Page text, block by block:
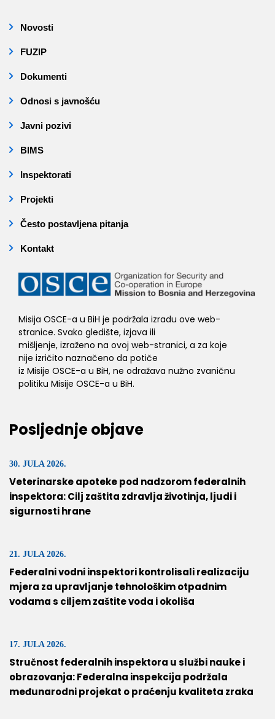
Novosti
FUZIP
Dokumenti
Odnosi s javnošću
Javni pozivi
BIMS
Inspektorati
Projekti
Često postavljena pitanja
Kontakt
Misija OSCE-a u BiH je podržala izradu ove web-
stranice. Svako gledište, izjava ili
mišljenje, izraženo na ovoj web-stranici, a za koje
nije izričito naznačeno da potiče
iz Misije OSCE-a u BiH, ne odražava nužno zvaničnu
politiku Misije OSCE-a u BiH.
Posljednje objave
30. JULA 2026.
Veterinarske apoteke pod nadzorom federalnih
inspektora: Cilj zaštita zdravlja životinja, ljudi i
sigurnosti hrane
21. JULA 2026.
Federalni vodni inspektori kontrolisali realizaciju
mjera za upravljanje tehnološkim otpadnim
vodama s ciljem zaštite voda i okoliša
17. JULA 2026.
Stručnost federalnih inspektora u službi nauke i
obrazovanja: Federalna inspekcija podržala
međunarodni projekat o praćenju kvaliteta zraka